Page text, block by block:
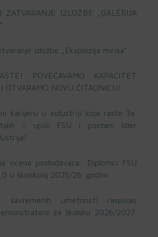
ZATVARANJE IZLOŽBE „GALERIJA
izložbe „Eksplozija mirisa”
POVEĆAVAMO KAPACITET
OTVARAMO NOVU ČITAONICU!
karijeru u industriji koja raste 3x
– upiši FSU i postani lider
ocena poslodavaca: Diplomci FSU
u školskooj 2025/26. godini
savremenih umetnosti raspisao
za školsku 2026/2027.